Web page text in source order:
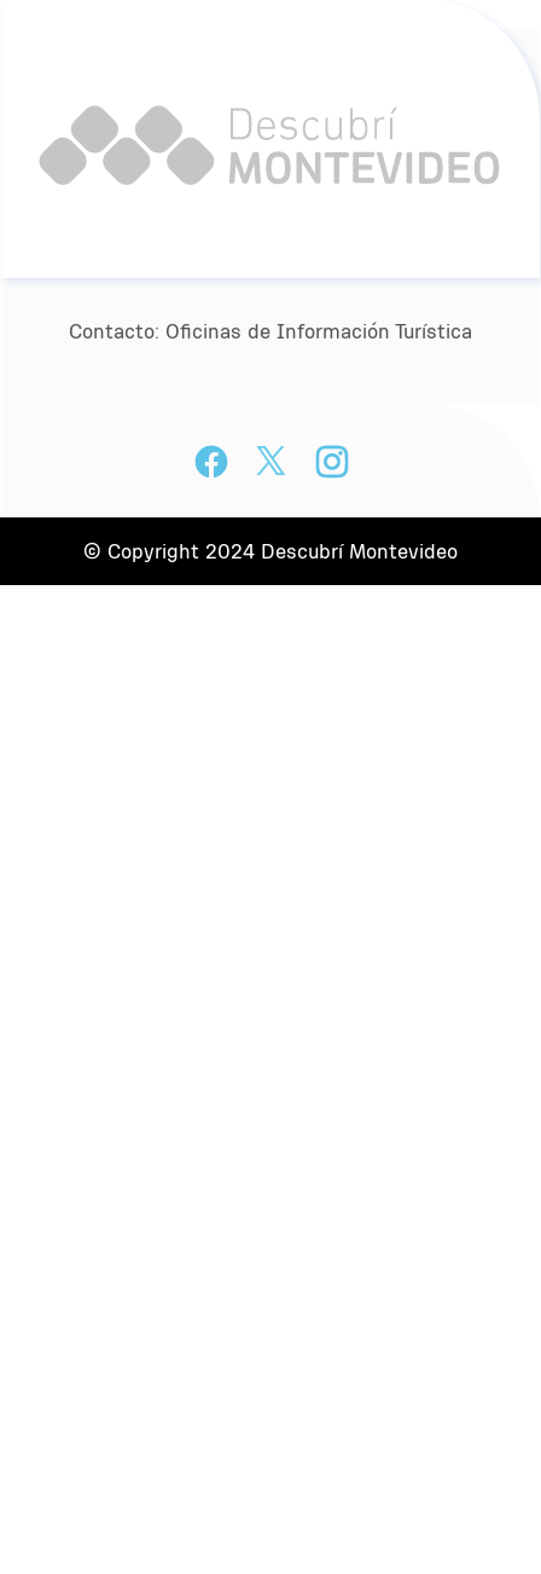
Contacto: Oﬁcinas de Información Turística
© Copyright 2024 Descubrí Montevideo